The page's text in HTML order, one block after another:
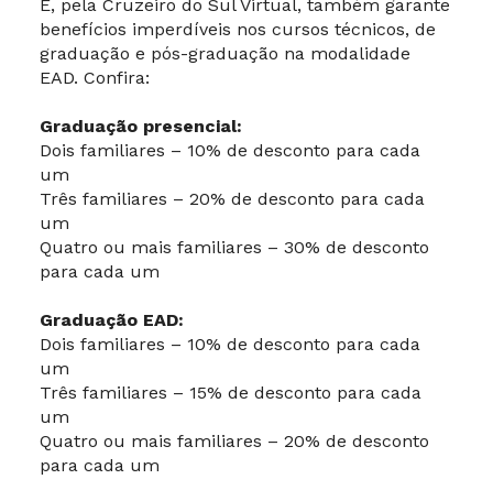
E, pela Cruzeiro do Sul Virtual, também garante
benefícios imperdíveis nos cursos técnicos, de
graduação e pós-graduação na modalidade
EAD. Confira:
Graduação presencial:
Dois familiares – 10% de desconto para cada
um
Três familiares – 20% de desconto para cada
um
Quatro ou mais familiares – 30% de desconto
para cada um
Graduação EAD:
Dois familiares – 10% de desconto para cada
um
Três familiares – 15% de desconto para cada
um
Quatro ou mais familiares – 20% de desconto
para cada um